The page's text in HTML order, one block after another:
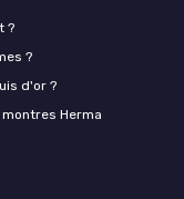
?
?
d'or ?
Herma